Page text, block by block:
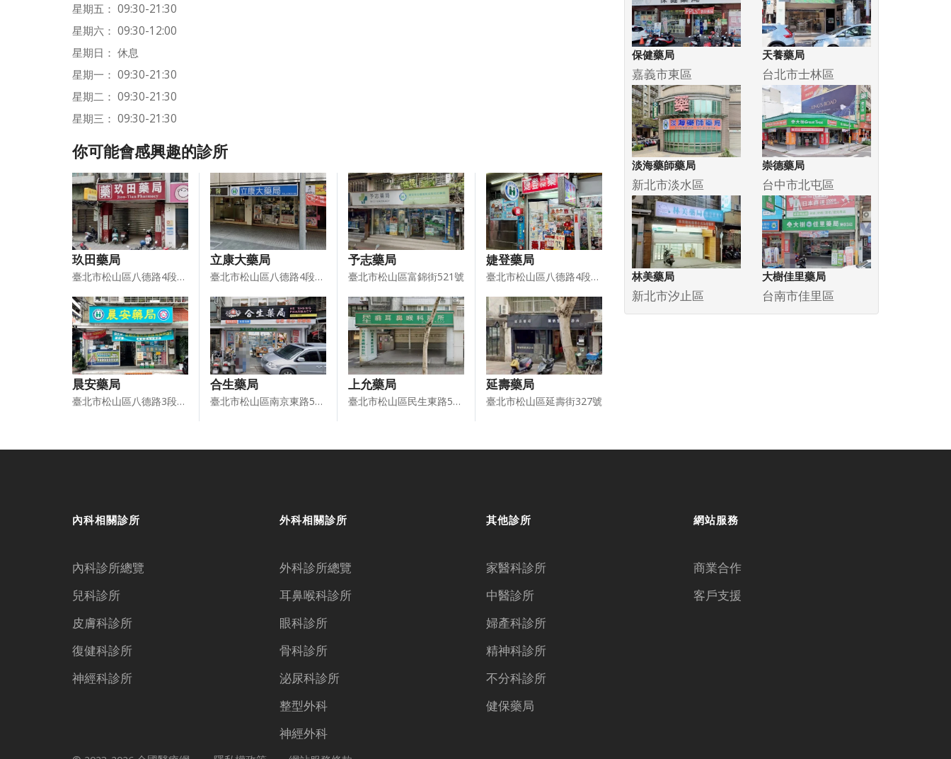
星期五： 09:30-21:30
星期六： 09:30-12:00
星期日： 休息
星期一： 09:30-21:30
星期二： 09:30-21:30
星期三： 09:30-21:30
你可能會感興趣的診所
玖田藥局
臺北市松山區八德路4段655號
立康大藥局
臺北市松山區八德路4段2－1號
予志藥局
臺北市松山區富錦街521號
婕登藥局
臺北市松山區八德路4段699號
晨安藥局
臺北市松山區八德路3段155巷20弄2號
合生藥局
臺北市松山區南京東路5段123巷45號1樓
上允藥局
臺北市松山區民生東路5段78號
延壽藥局
臺北市松山區延壽街327號
保健藥局
嘉義市東區
天養藥局
台北市士林區
淡海藥師藥局
新北市淡水區
崇德藥局
台中市北屯區
林美藥局
新北市汐止區
大樹佳里藥局
台南市佳里區
內科相關診所
內科診所總覽
兒科診所
皮膚科診所
復健科診所
神經科診所
外科相關診所
外科診所總覽
耳鼻喉科診所
眼科診所
骨科診所
泌尿科診所
整型外科
神經外科
其他診所
家醫科診所
中醫診所
婦產科診所
精神科診所
不分科診所
健保藥局
網站服務
商業合作
客戶支援